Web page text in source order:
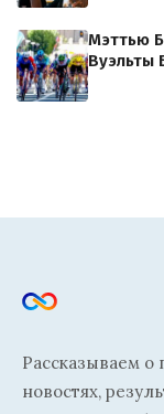
Мэттью
Вуэльты
Рассказываем о
новостях,